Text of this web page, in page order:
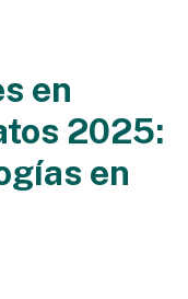
en
2025:
en